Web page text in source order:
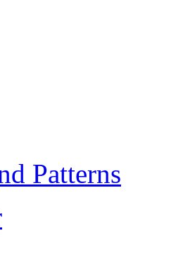
Patterns